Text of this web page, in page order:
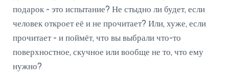
подарок - это испытание? Не стыдно ли будет, если
человек откроет её и не прочитает? Или, хуже, если
прочитает - и поймёт, что вы выбрали что-то
поверхностное, скучное или вообще не то, что ему
нужно?